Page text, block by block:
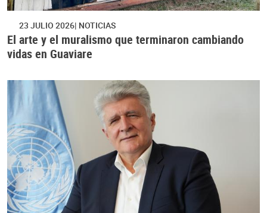
23 JULIO 2026 NOTICIAS
El arte y el muralismo que terminaron cambiando
vidas en Guaviare